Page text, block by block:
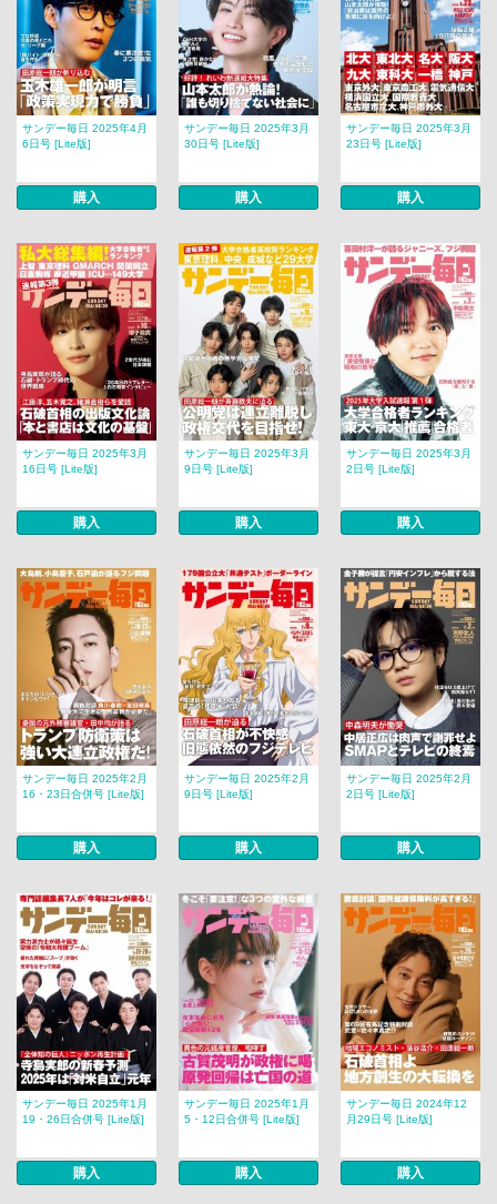
サンデー毎日 2025年4月
6日号 [Lite版]
購入
サンデー毎日 2025年3月
30日号 [Lite版]
購入
サンデー毎日 2025年3月
23日号 [Lite版]
購入
サンデー毎日 2025年3月
16日号 [Lite版]
購入
サンデー毎日 2025年3月
9日号 [Lite版]
購入
サンデー毎日 2025年3月
2日号 [Lite版]
購入
サンデー毎日 2025年2月
16・23日合併号 [Lite版]
購入
サンデー毎日 2025年2月
9日号 [Lite版]
購入
サンデー毎日 2025年2月
2日号 [Lite版]
購入
サンデー毎日 2025年1月
19・26日合併号 [Lite版]
購入
サンデー毎日 2025年1月
5・12日合併号 [Lite版]
購入
サンデー毎日 2024年12
月29日号 [Lite版]
購入